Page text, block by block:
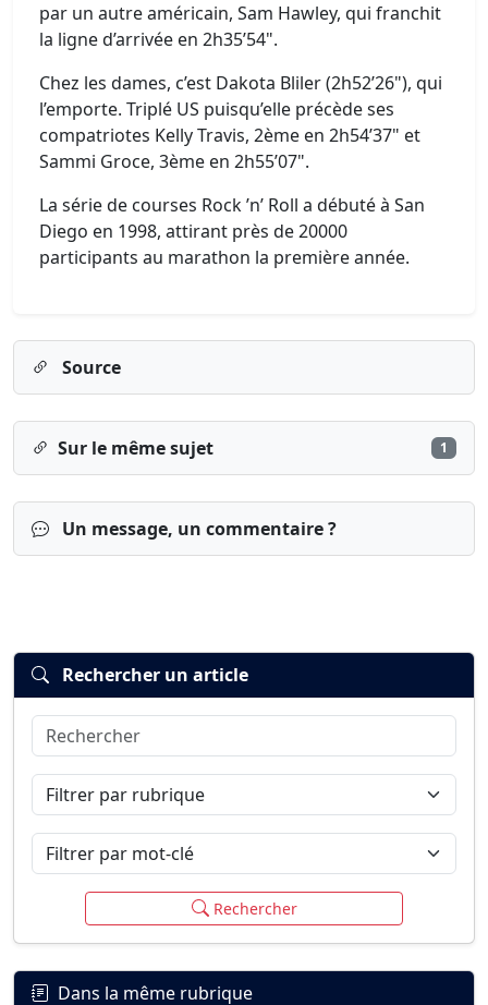
par un autre américain, Sam Hawley, qui franchit
la ligne d’arrivée en 2h35’54".
Chez les dames, c’est Dakota Bliler (2h52’26"), qui
l’emporte. Triplé US puisqu’elle précède ses
compatriotes Kelly Travis, 2ème en 2h54’37" et
Sammi Groce, 3ème en 2h55’07".
La série de courses Rock ’n’ Roll a débuté à San
Diego en 1998, attirant près de 20000
participants au marathon la première année.
Source
Sur le même sujet 1
Un message, un commentaire ?
Connexion
Rechercher un article
Rechercher
Filtrer par rubrique
Filtrer par mot-clé
Rechercher
Dans la même rubrique